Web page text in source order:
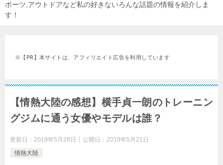
ポーツ,アウトドアなど私の好きないろんな話題の情報を紹介しま
す！
※【PR】本サイトは、アフィリエイト広告を利用しています
【情熱大陸の感想】横手貞一朗のトレーニン
グジムに通う女優やモデルは誰？
更新日： 2019年5月28日 公開日： 2019年5月21日
情熱大陸